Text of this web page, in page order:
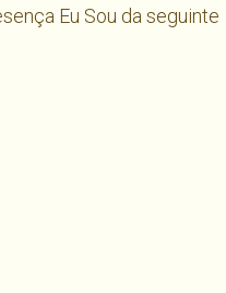
Eu Sou da seguinte